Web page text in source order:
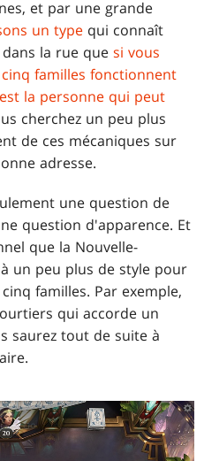
et par une grande
un type qui connaît
la rue quesi vous
familles fonctionnent
la personne qui peut
cherchez un peu plus
de ces mécaniques sur
adresse.
une question de
question d'apparence. Et
que la Nouvelle-
un peu plus de style pour
familles. Par exemple,
qui accorde un
saurez tout de suite à